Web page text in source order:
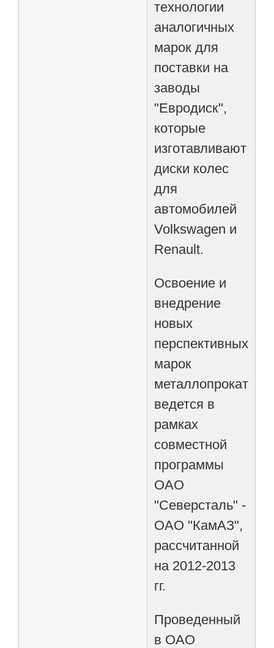
технологии
аналогичных
марок для
поставки на
заводы
"Евродиск",
которые
изготавливают
диски колес
для
автомобилей
Volkswagen и
Renault.
Освоение и
внедрение
новых
перспективных
марок
металлопроката
ведется в
рамках
совместной
программы
ОАО
"Северсталь" -
ОАО "КамАЗ",
рассчитанной
на 2012-2013
гг.
Проведенный
в ОАО